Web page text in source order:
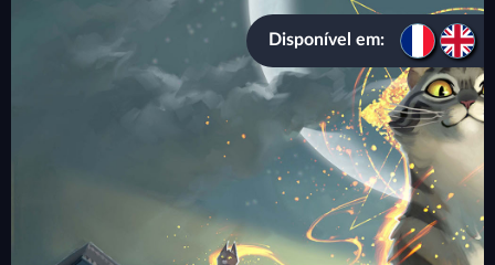
Disponível em: